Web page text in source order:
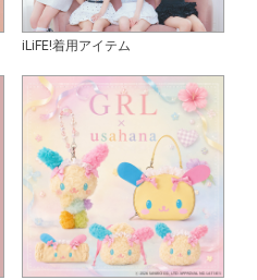
iLiFE!着用アイテム